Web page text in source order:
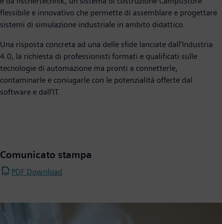
flessibile e innovativo che permette di assemblare e progettare
sistemi di simulazione industriale in ambito didattico.
Una risposta concreta ad una delle sfide lanciate dall’Industria
4.0, la richiesta di professionisti formati e qualificati sulle
tecnologie di automazione ma pronti a connetterle,
contaminarle e coniugarle con le potenzialità offerte dal
software e dall‘IT.
Comunicato stampa
PDF Download